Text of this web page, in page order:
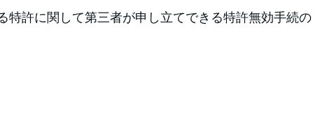
特許に関して第三者が申し立てできる特許無効手続の